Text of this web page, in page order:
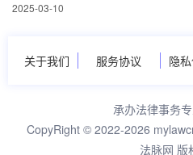
2025-03-10
关于我们 服务协议 隐
承办法律事务
CopyRight © 2022-2026
法脉网 版